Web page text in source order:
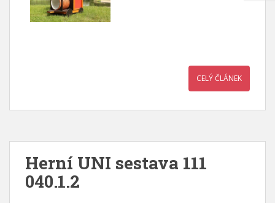
CELÝ ČLÁNEK
Herní UNI sestava 111
040.1.2